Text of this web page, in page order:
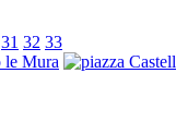
31 32 33